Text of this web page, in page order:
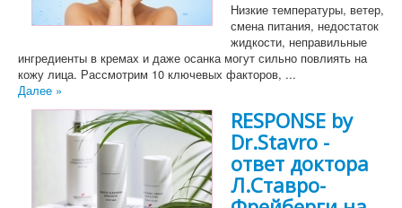
Низкие температуры, ветер,
смена питания, недостаток
жидкости, неправильные
ингредиенты в кремах и даже осанка могут сильно повлиять на
кожу лица. Рассмотрим 10 ключевых факторов, ...
Далее »
RESPONSE by
Dr.Stavro -
ответ доктора
Л.Ставро-